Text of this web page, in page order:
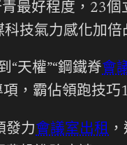
最好程度，23
技氣力感化加倍
“天權”“鋼鐵脊會
，霸佔領跑技巧
發力會議室出租